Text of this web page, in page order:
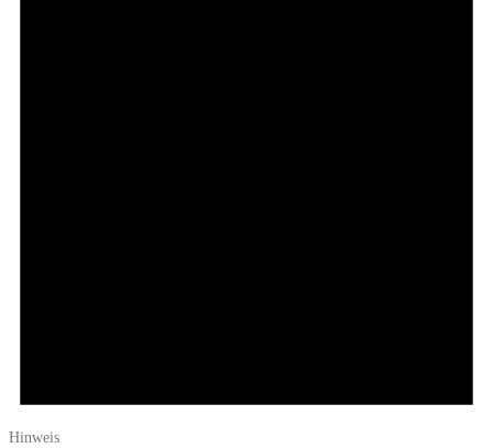
Hinweis